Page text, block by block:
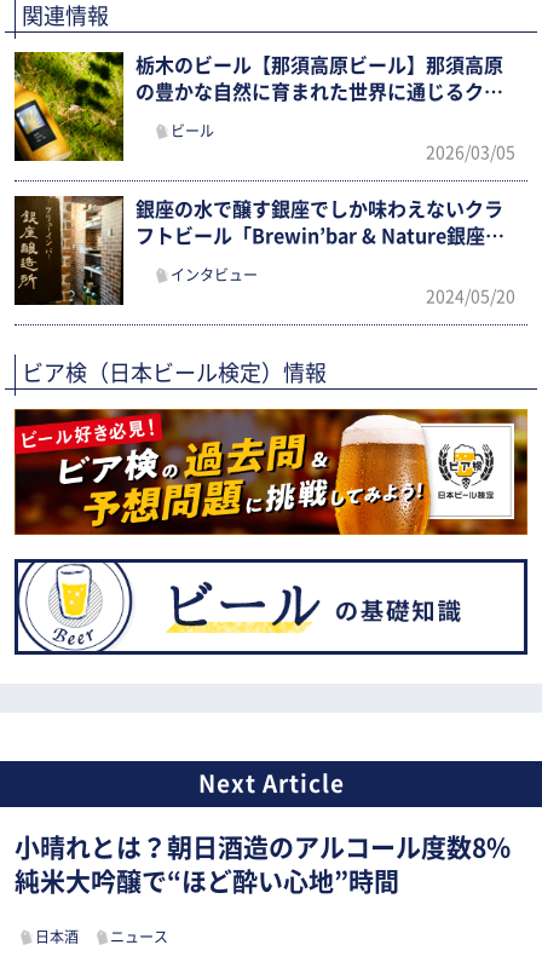
関連情報
栃木のビール【那須高原ビール】那須高原
の豊かな自然に育まれた世界に通じるクラ
フトビール
ビール
2026/03/05
銀座の水で醸す銀座でしか味わえないクラ
フトビール「Brewin’bar & Nature銀座醸
インタビュー
2024/05/20
ビア検（日本ビール検定）情報
小晴れとは？朝日酒造のアルコール度数8%
純米大吟醸で“ほど酔い心地”時間
日本酒 ニュース